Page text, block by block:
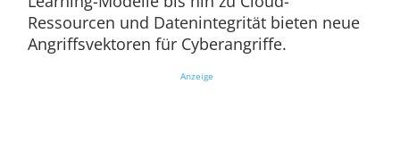
Ressourcen und Datenintegrität bieten neue
Angriffsvektoren für Cyberangriffe.
Anzeige